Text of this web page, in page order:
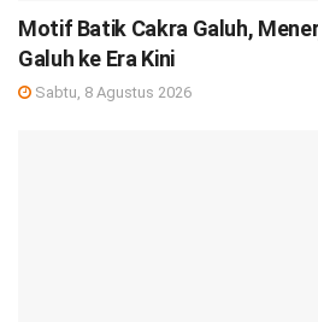
Motif Batik Cakra Galuh,
Galuh ke Era Kini
Sabtu, 8 Agustus 2026